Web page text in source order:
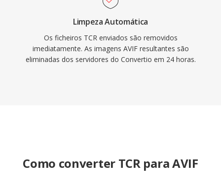
Limpeza Automática
Os ficheiros TCR enviados são removidos
imediatamente. As imagens AVIF resultantes são
eliminadas dos servidores do Convertio em 24 horas.
Como converter TCR para AVIF